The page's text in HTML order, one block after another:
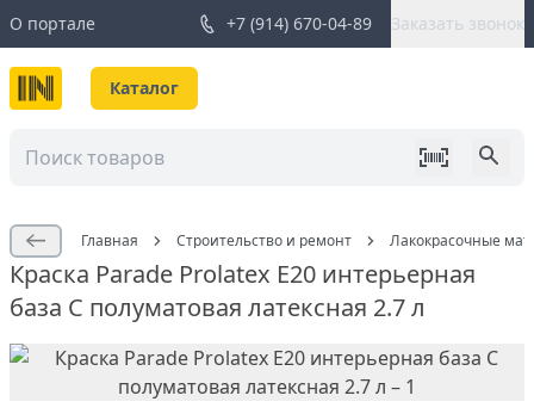
О портале +7 (914) 670-04-89 Заказать звонок
Каталог
Главная Строительство и ремонт Лакокрасочные
Краска Parade Prolatex Е20 интерьерная
база С полуматовая латексная 2.7 л